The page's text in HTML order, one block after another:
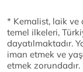
* Kemalist, laik ve
temel ilkeleri,
dayatılmaktadır.
iman etmek ve
etmek zorundadır.